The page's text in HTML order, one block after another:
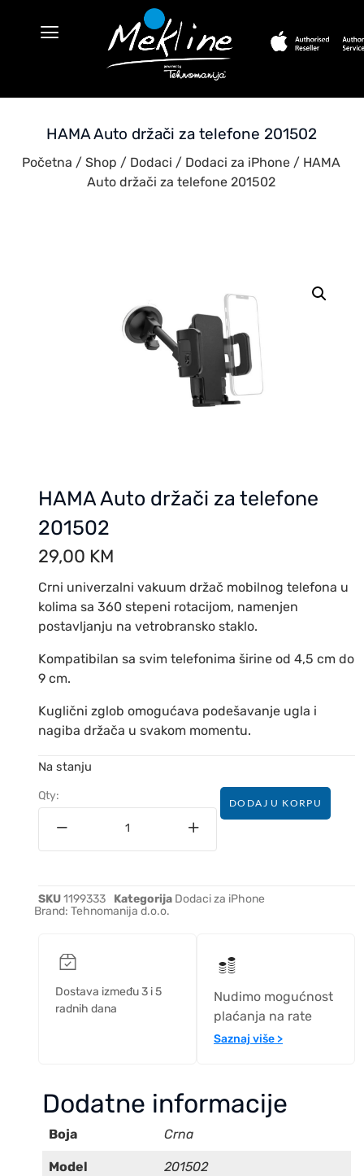
HAMA Auto držači za telefone 201502
Početna / Shop / Dodaci / Dodaci za iPhone / HAMA
Auto držači za telefone 201502
HAMA Auto držači za telefone
201502
29,00 KM
Crni univerzalni vakuum držač mobilnog telefona u
kolima sa 360 stepeni rotacijom, namenjen
postavljanju na vetrobransko staklo.
Kompatibilan sa svim telefonima širine od 4,5 cm do
9 cm.
Kuglični zglob omogućava podešavanje ugla i
nagiba držača u svakom momentu.
Na stanju
Qty:
DODAJ U KORPU
SKU1199333 Kategorija Dodaci za iPhone
Brand: Tehnomanija d.o.o.
Dostava između 3 i 5
radnih dana
Nudimo mogućnost
plaćanja na rate
Saznaj više >
Dodatne informacije
Boja Crna
Model 201502